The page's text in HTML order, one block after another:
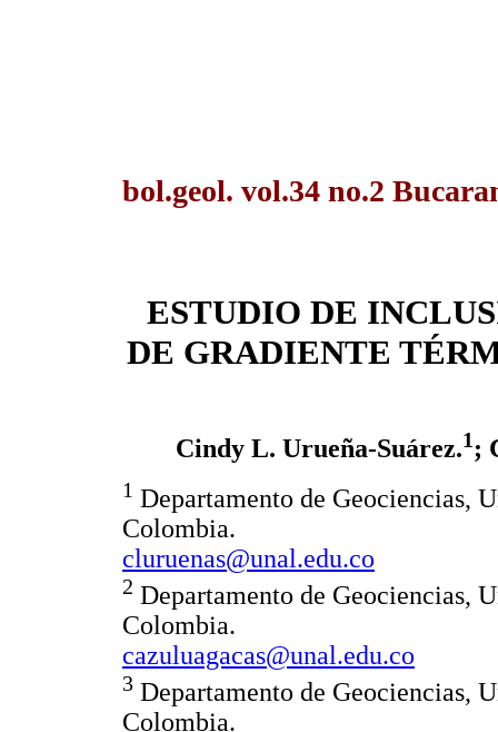
bol.geol. vol.34 no.2
ESTUDIO DE
DE GRADIENTE
Cindy L. Urueña-Suárez.1;
1 Departamento de Geociencias,
Colombia.
cluruenas@unal.edu.co
2 Departamento de Geociencias,
Colombia.
cazuluagacas@unal.edu.co
3 Departamento de Geociencias,
Colombia.